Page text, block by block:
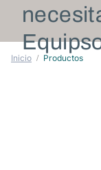
Inicio Productos